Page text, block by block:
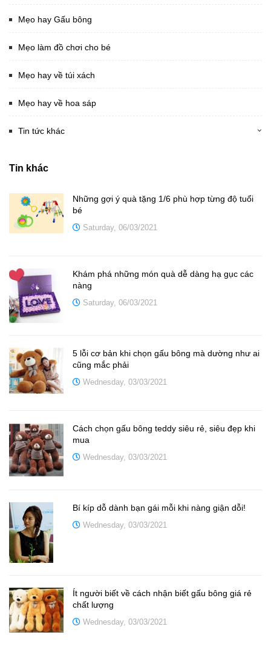
Mẹo hay Gấu bông
Mẹo làm đồ chơi cho bé
Mẹo hay về túi xách
Mẹo hay về hoa sáp
Tin tức khác
Tin khác
Những gợi ý quà tặng 1/6 phù hợp từng độ tuổi
bé
Saturday, 06/03/2021
Khám phá những món quà dễ dàng hạ gục các
nàng
Saturday, 06/03/2021
5 lỗi cơ bản khi chọn gấu bông mà dường như ai
cũng mắc phải
Wednesday, 03/03/2021
Cách chọn gấu bông teddy siêu rẻ, siêu đẹp khi
mua
Wednesday, 03/03/2021
Bí kíp dỗ dành bạn gái mỗi khi nàng giận dỗi!
Wednesday, 03/03/2021
Ít người biết về cách nhận biết gấu bông giá rẻ
chất lượng
Wednesday, 03/03/2021